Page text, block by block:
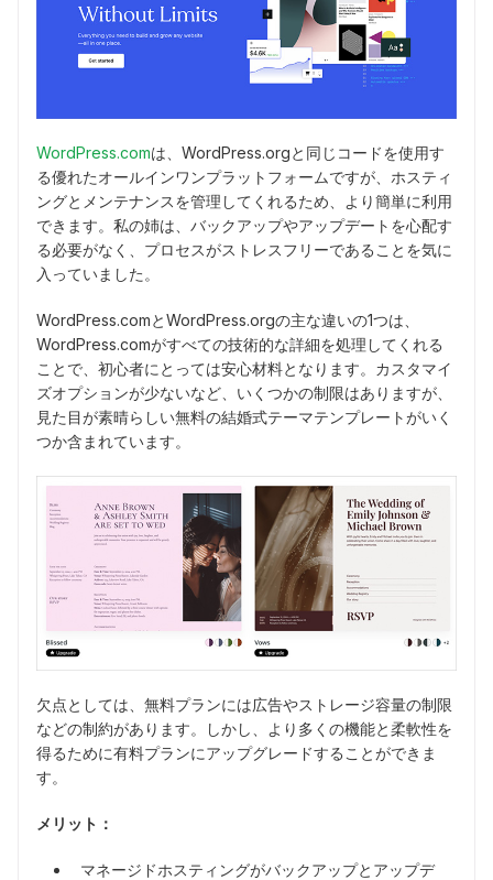
WordPress.comは、WordPress.orgと同じコードを使用す
る優れたオールインワンプラットフォームですが、ホスティ
ングとメンテナンスを管理してくれるため、より簡単に利用
できます。私の姉は、バックアップやアップデートを心配す
る必要がなく、プロセスがストレスフリーであることを気に
入っていました。
WordPress.comとWordPress.orgの主な違いの1つは、
WordPress.comがすべての技術的な詳細を処理してくれる
ことで、初心者にとっては安心材料となります。カスタマイ
ズオプションが少ないなど、いくつかの制限はありますが、
見た目が素晴らしい無料の結婚式テーマテンプレートがいく
つか含まれています。
欠点としては、無料プランには広告やストレージ容量の制限
などの制約があります。しかし、より多くの機能と柔軟性を
得るために有料プランにアップグレードすることができま
す。
メリット：
マネージドホスティングがバックアップとアップデ